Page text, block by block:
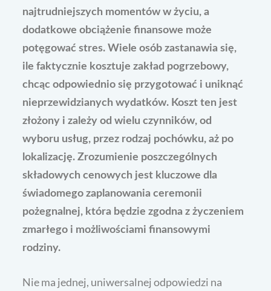
najtrudniejszych momentów w życiu, a
dodatkowe obciążenie finansowe może
potęgować stres. Wiele osób zastanawia się,
ile faktycznie kosztuje zakład pogrzebowy,
chcąc odpowiednio się przygotować i uniknąć
nieprzewidzianych wydatków. Koszt ten jest
złożony i zależy od wielu czynników, od
wyboru usług, przez rodzaj pochówku, aż po
lokalizację. Zrozumienie poszczególnych
składowych cenowych jest kluczowe dla
świadomego zaplanowania ceremonii
pożegnalnej, która będzie zgodna z życzeniem
zmarłego i możliwościami finansowymi
rodziny.
Nie ma jednej, uniwersalnej odpowiedzi na